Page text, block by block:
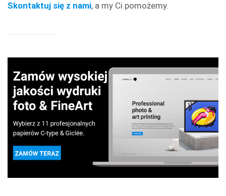
Skontaktuj się z nami, a my Ci pomożemy.